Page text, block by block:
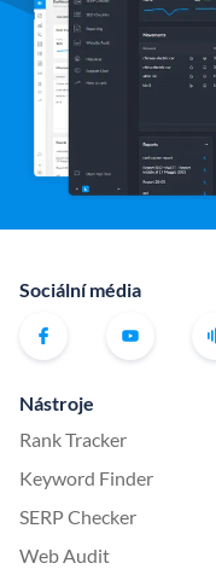
Sociální média
Nástroje
Rank Tracker
Keyword Finder
SERP Checker
Web Audit